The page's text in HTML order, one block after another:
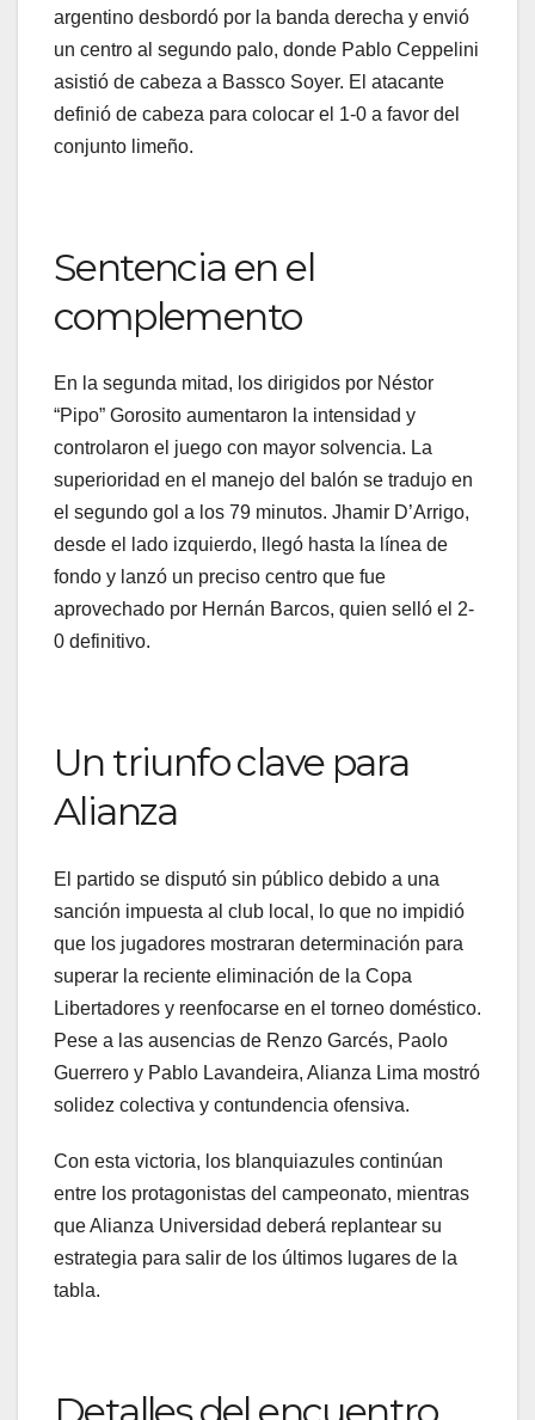
argentino desbordó por la banda derecha y envió
un centro al segundo palo, donde Pablo Ceppelini
asistió de cabeza a Bassco Soyer. El atacante
definió de cabeza para colocar el 1-0 a favor del
conjunto limeño.
Sentencia en el
complemento
En la segunda mitad, los dirigidos por Néstor
“Pipo” Gorosito aumentaron la intensidad y
controlaron el juego con mayor solvencia. La
superioridad en el manejo del balón se tradujo en
el segundo gol a los 79 minutos. Jhamir D’Arrigo,
desde el lado izquierdo, llegó hasta la línea de
fondo y lanzó un preciso centro que fue
aprovechado por Hernán Barcos, quien selló el 2-
0 definitivo.
Un triunfo clave para
Alianza
El partido se disputó sin público debido a una
sanción impuesta al club local, lo que no impidió
que los jugadores mostraran determinación para
superar la reciente eliminación de la Copa
Libertadores y reenfocarse en el torneo doméstico.
Pese a las ausencias de Renzo Garcés, Paolo
Guerrero y Pablo Lavandeira, Alianza Lima mostró
solidez colectiva y contundencia ofensiva.
Con esta victoria, los blanquiazules continúan
entre los protagonistas del campeonato, mientras
que Alianza Universidad deberá replantear su
estrategia para salir de los últimos lugares de la
tabla.
Detalles del encuentro